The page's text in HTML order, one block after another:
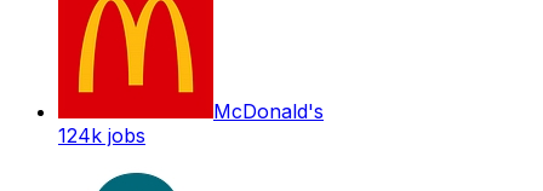
McDonald's
124k jobs